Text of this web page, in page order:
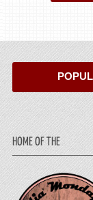
HOME OF THE